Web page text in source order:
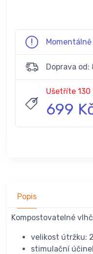
Doprava od:
Ušetříte 130
699
Popis
Kompostovatelné
velikost útržku:
stimulační